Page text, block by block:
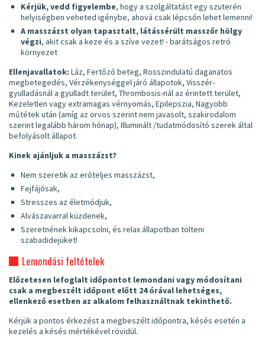
Kérjük, vedd figyelembe, hogy a szolgáltatást egy szuterén
helyiségben veheted igénybe, ahová csak lépcsőn lehet lemenni!
A masszázst olyan tapasztalt, látássérült masszőr hölgy
végzi, akit csak a keze és a szíve vezet! - barátságos retró
környezet
Ellenjavallatok: Láz, Fertőző beteg, Rosszindulatú daganatos
megbetegedés, Vérzékenységgel járó állapotok, Visszér-
gyulladásnál a gyulladt terület, Thrombosis-nál az érintett terület,
Kezeletlen vagy extramagas vérnyomás, Epilepszia, Nagyobb
műtétek után (amíg az orvos szerint nem javasolt, szakirodalom
szerint legalább három hónap), Illuminált /tudatmódosító szerek által
befolyásolt állapot.
Kinek ajánljuk a masszázst?
Nem szeretik az erőteljes masszázst,
Fejfájósak,
Stresszes az életmódjuk,
Alvászavarral küzdenek,
Szeretnének kikapcsolni, és relax állapotban tölteni
szabadidejüket!
Lemondási feltételek
Előzetesen lefoglalt időpontot lemondani vagy módosítani
csak a megbeszélt időpont előtt 24 órával lehetséges,
ellenkező esetben az alkalom felhasználtnak tekinthető.
Kérjük a pontos érkezést a megbeszélt időpontra, késés esetén a
kezelés a késés mértékével rövidül.